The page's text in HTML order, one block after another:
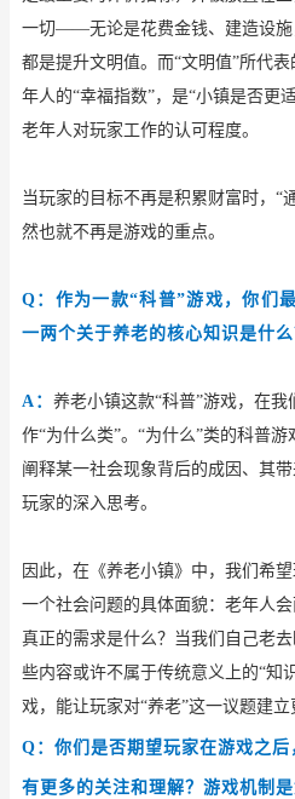
一切——无论是花费金钱、建造设
都是提升文明值。而“文明值”所代
年人的“幸福指数”，是“小镇是否更
老年人对玩家工作的认可程度。
当玩家的目标不再是积累财富时， “
然也就不再是游戏的重点。
Q：作为一款“科普”游戏，你们
一两个关于养老的核心知识是什么
A： 养老小镇这款“科普”游戏，在
作“为什么类”。“为什么”类的科普
阐释某一社会现象背后的成因、其
玩家的深入思考。
因此，在《养老小镇》中，我们希
一个社会问题的具体面貌：老年人
真正的需求是什么？当我们自己老
些内容或许不属于传统意义上的“知
戏，能让玩家对“养老”这一议题建立
Q：你们是否期望玩家在游戏之
有更多的关注和理解？游戏机制